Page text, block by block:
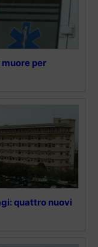
per
quattro nuovi